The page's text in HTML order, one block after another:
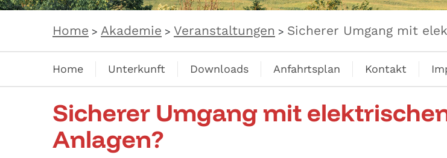
Home > Akademie > Veranstaltungen > Sicherer Umgang mit
Home Unterkunft Downloads Anfahrtsplan Kontakt
Sicherer Umgang mit
Anlagen?